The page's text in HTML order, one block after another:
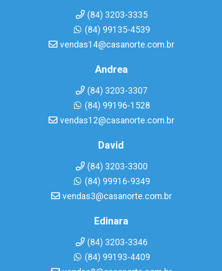
(84) 3203-3335
(84) 99135-4539
vendas14@casanorte.com.br
Andrea
(84) 3203-3307
(84) 99196-1528
vendas12@casanorte.com.br
David
(84) 3203-3300
(84) 99916-9349
vendas3@casanorte.com.br
Edinara
(84) 3203-3346
(84) 99193-4409